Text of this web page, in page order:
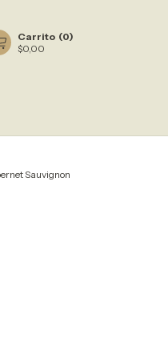
Carrito (0)
$0,00
Sauvignon